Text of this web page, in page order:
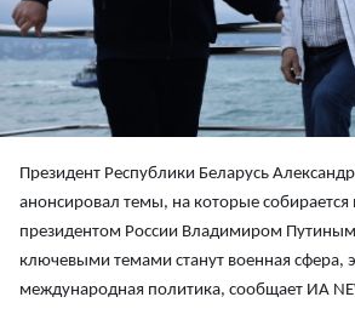
Президент Республики Беларусь
анонсировал темы, на которые собирается
президентом России Владимиром
ключевыми темами станут военная сфера,
международная политика, сообщает ИА